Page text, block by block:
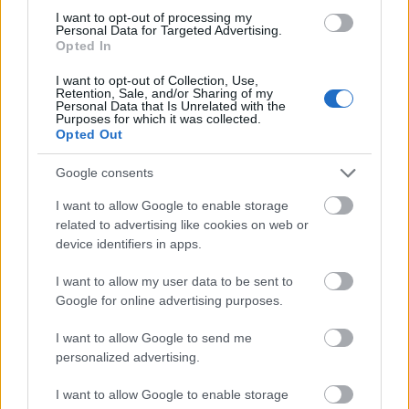
I want to opt-out of processing my
Personal Data for Targeted Advertising.
Opted In
I want to opt-out of Collection, Use,
Retention, Sale, and/or Sharing of my
Personal Data that Is Unrelated with the
Purposes for which it was collected.
Opted Out
Google consents
I want to allow Google to enable storage
related to advertising like cookies on web or
device identifiers in apps.
I want to allow my user data to be sent to
Google for online advertising purposes.
I want to allow Google to send me
personalized advertising.
I want to allow Google to enable storage
της Πορτογαλίας
Το καλά κρυμμένο μυστικό της Κρήτης: Το φαράγγι
των Αγίων και η μαγευτική παραλία στο Λιβυκό
ανακαλύψετε